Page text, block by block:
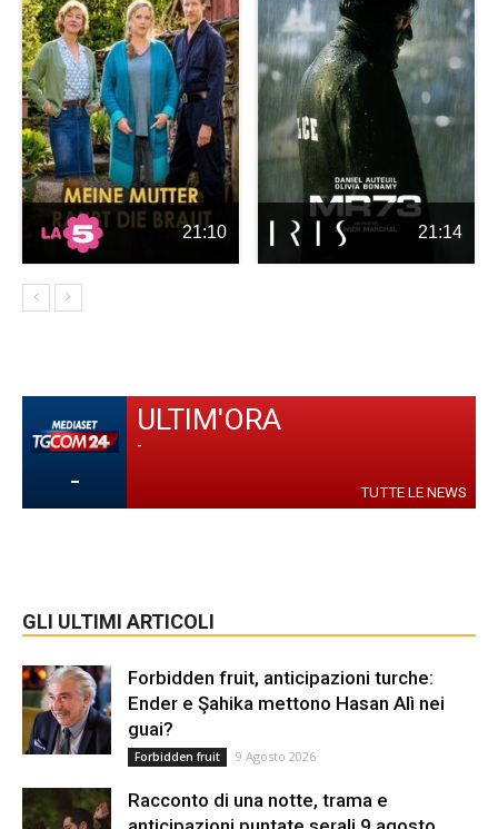
21:10 21:14
-
ULTIM'ORA
-
TUTTE LE NEWS
GLI ULTIMI ARTICOLI
Forbidden fruit, anticipazioni turche:
Ender e Şahika mettono Hasan Alì nei
guai?
Forbidden fruit 9 Agosto 2026
Racconto di una notte, trama e